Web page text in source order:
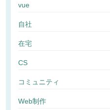
vue
自社
在宅
CS
コミュニティ
Web制作